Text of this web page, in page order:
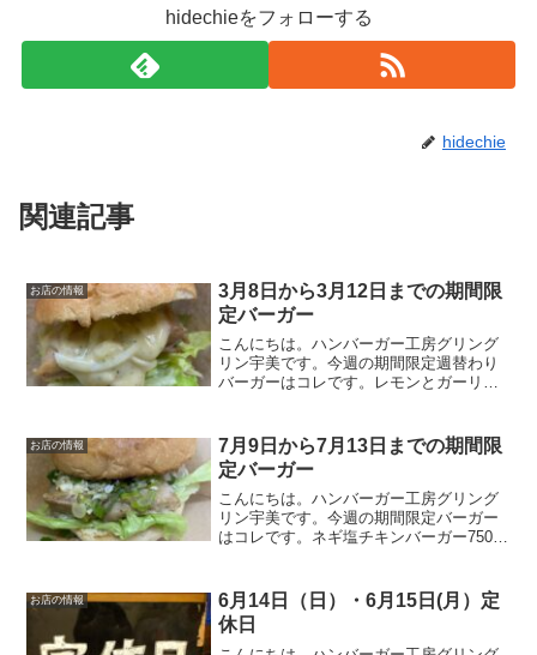
hidechieをフォローする
hidechie
関連記事
お店の情報
3月8日から3月12日までの期間限
定バーガー
こんにちは。ハンバーガー工房グリング
リン宇美です。今週の期間限定週替わり
バーガーはコレです。レモンとガーリッ
ックと思いきやフレッシュなレモンを使
った爽やかな風味と程...
お店の情報
7月9日から7月13日までの期間限
定バーガー
こんにちは。ハンバーガー工房グリング
リン宇美です。今週の期間限定バーガー
はコレです。ネギ塩チキンバーガー750円
が試行錯誤して完成させました。この時
期にピッタリのソース...
お店の情報
6月14日（日）・6月15日(月）定
休日